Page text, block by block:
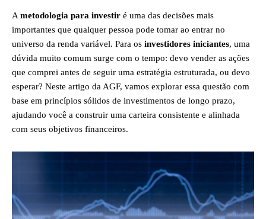
Ametodologia para investir é uma das decisões mais
importantes que qualquer pessoa pode tomar ao entrar no
universo da renda variável. Para os investidores iniciantes, uma
dúvida muito comum surge com o tempo: devo vender as ações
que comprei antes de seguir uma estratégia estruturada, ou devo
esperar? Neste artigo da AGF, vamos explorar essa questão com
base em princípios sólidos de investimentos de longo prazo,
ajudando você a construir uma carteira consistente e alinhada
com seus objetivos financeiros.